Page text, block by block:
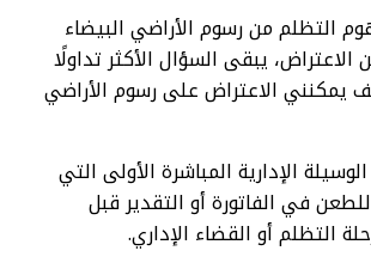
التظلم من رسوم الأراضي البيضاء
الاعتراض، يبقى السؤال الأكثر تداولًا
يمكنني الاعتراض على رسوم الأراضي
الإدارية المباشرة الأولى التي
في الفاتورة أو التقدير قبل
التظلم أو القضاء الإداري.